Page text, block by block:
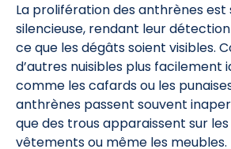
La prolifération des anthrènes est
silencieuse, rendant leur détection
ce que les dégâts soient visibles.
d’autres nuisibles plus facilement
comme les cafards ou les
anthrènes passent souvent
que des trous apparaissent sur les
vêtements ou même les